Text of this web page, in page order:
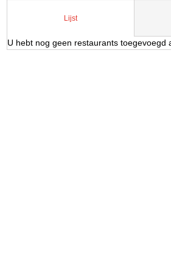
Lijst
U hebt nog geen restaurants toegevoegd